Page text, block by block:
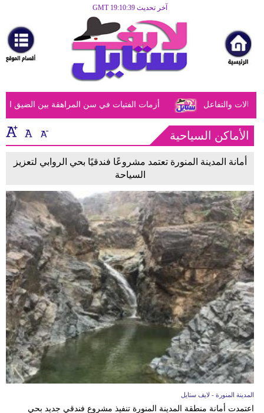
آخر تحديث GMT 19:10:39
مرأة
أزياء
أزياء
إسلامية
فن
ديكور
سياحة
وسفر
أبراج
فيديو
مدوَنات
مشاكل
وحلول
أزمات الفتيات في سن المراهقة بين الضيق النفسي والتفاعل
الأماكن السياحية
أمانة المدينة المنورة تعتمد مشروعًا فندقيًا بحي الروابي لتعزيز
السياحة
المدينة المنورة - لايف ستايل
اعتمدت أمانة منطقة المدينة المنورة تنفيذ مشروع فندقي جديد بحي